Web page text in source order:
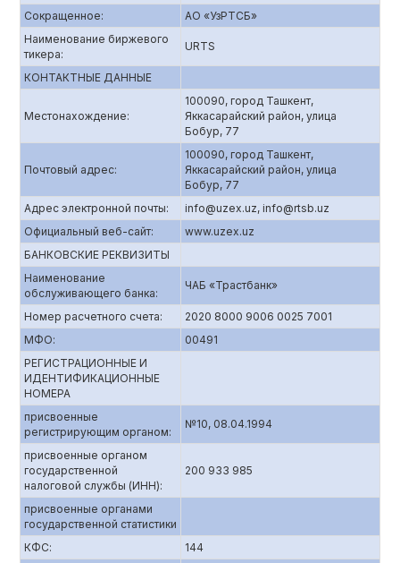
Сокращенное:
АО «УзРТСБ»
Наименование биржевого
тикера:
URTS
КОНТАКТНЫЕ ДАННЫЕ
Местонахождение:
100090, город Ташкент,
Яккасарайский район, улица
Бобур, 77
Почтовый адрес:
100090, город Ташкент,
Яккасарайский район, улица
Бобур, 77
Адрес электронной почты:
info@uzex.uz, info@rtsb.uz
Официальный веб-сайт:
www.uzex.uz
БАНКОВСКИЕ РЕКВИЗИТЫ
Наименование
обслуживающего банка:
ЧАБ «Трастбанк»
Номер расчетного счета:
2020 8000 9006 0025 7001
МФО:
00491
РЕГИСТРАЦИОННЫЕ И
ИДЕНТИФИКАЦИОННЫЕ
НОМЕРА
присвоенные
регистрирующим органом:
№10, 08.04.1994
присвоенные органом
государственной
налоговой службы (ИНН):
200 933 985
присвоенные органами
государственной статистики
КФС:
144